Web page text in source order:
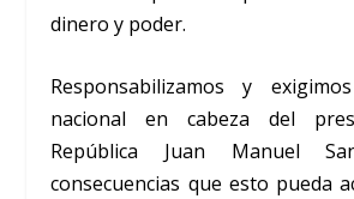
dinero y poder.
Responsabilizamos y
nacional en cabeza del
República Juan Manuel
consecuencias que esto pueda